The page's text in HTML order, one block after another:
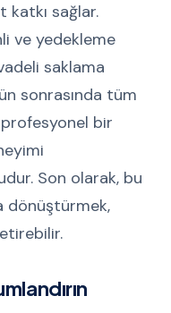
sağlar.
ve yedekleme
saklama
sonrasında tüm
bir
Son olarak, bu
dönüştürmek,